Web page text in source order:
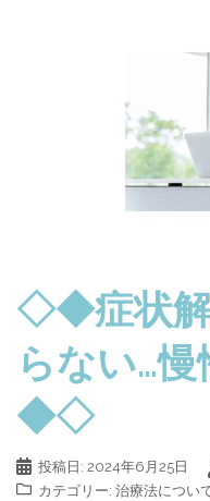
◇◆症状解
らない…慢
◆◇
投稿日: 2024年6月25日
カテゴリー: 治療法につい